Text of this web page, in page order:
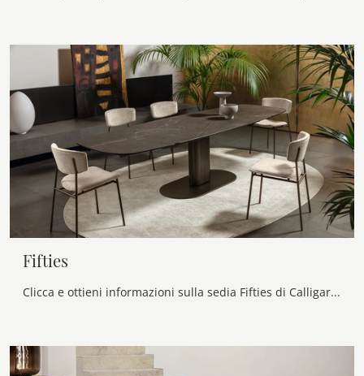
Fifties
Clicca e ottieni informazioni sulla sedia Fifties di Calligaris in tessuto: le più belle Sedie fisse moderne ti attendono.